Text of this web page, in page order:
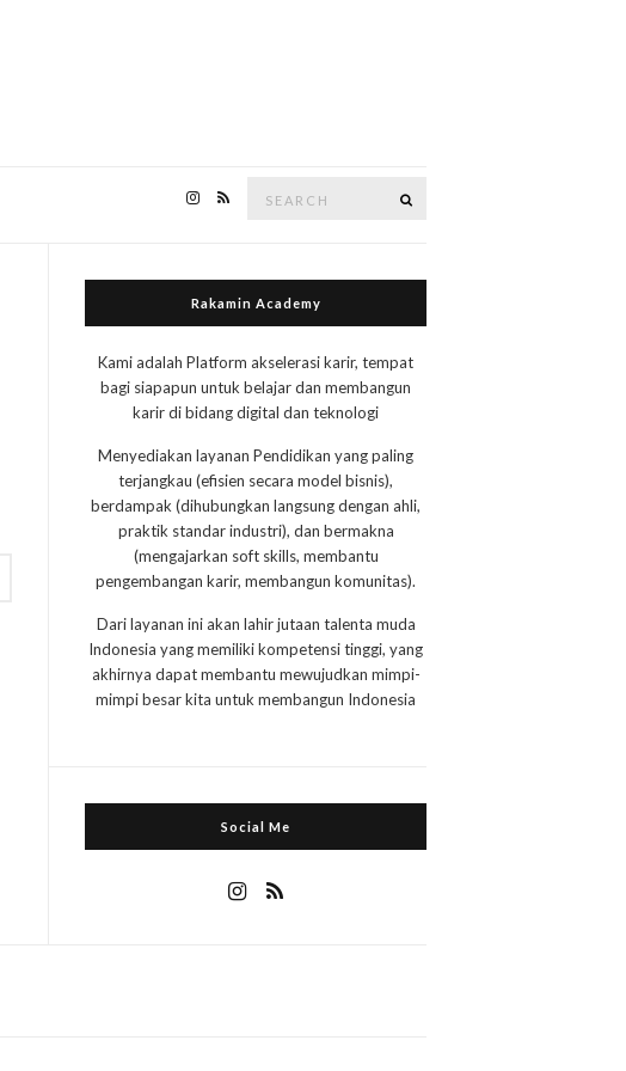
Rakamin Academy
Kami adalah Platform akselerasi karir, tempat
bagi siapapun untuk belajar dan membangun
karir di bidang digital dan teknologi
Menyediakan layanan Pendidikan yang paling
terjangkau (efisien secara model bisnis),
berdampak (dihubungkan langsung dengan ahli,
praktik standar industri), dan bermakna
(mengajarkan soft skills, membantu
pengembangan karir, membangun komunitas).
Dari layanan ini akan lahir jutaan talenta muda
Indonesia yang memiliki kompetensi tinggi, yang
akhirnya dapat membantu mewujudkan mimpi-
mimpi besar kita untuk membangun Indonesia
Social Me